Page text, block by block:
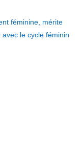
féminine, mérite
avec le cycle féminin